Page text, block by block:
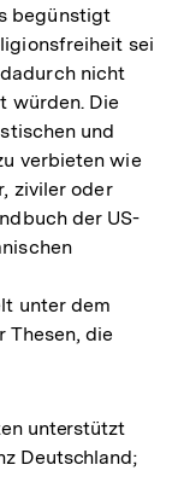
begünstigt
sei
nicht
würden. Die
und
verbieten wie
ziviler oder
der US-
unter dem
die
unterstützt
Deutschland;